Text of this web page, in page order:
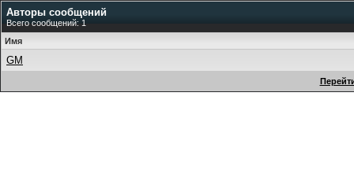
Авторы сообщений
Всего сообщений: 1
Имя
GM